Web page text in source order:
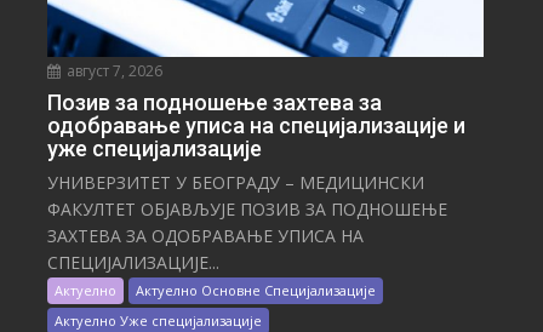
август 7, 2026
Позив за подношење захтева за
одобравање уписа на специјализације и
уже специјализације
УНИВЕРЗИТЕТ У БЕОГРАДУ – МЕДИЦИНСКИ
ФАКУЛТЕТ ОБЈАВЉУЈЕ ПОЗИВ ЗА ПОДНОШЕЊЕ
ЗАХТЕВА ЗА ОДОБРАВАЊЕ УПИСА НА
СПЕЦИЈАЛИЗАЦИЈЕ...
Актуелно
Актуелно Основне Специјализације
Актуелно Уже специјализације